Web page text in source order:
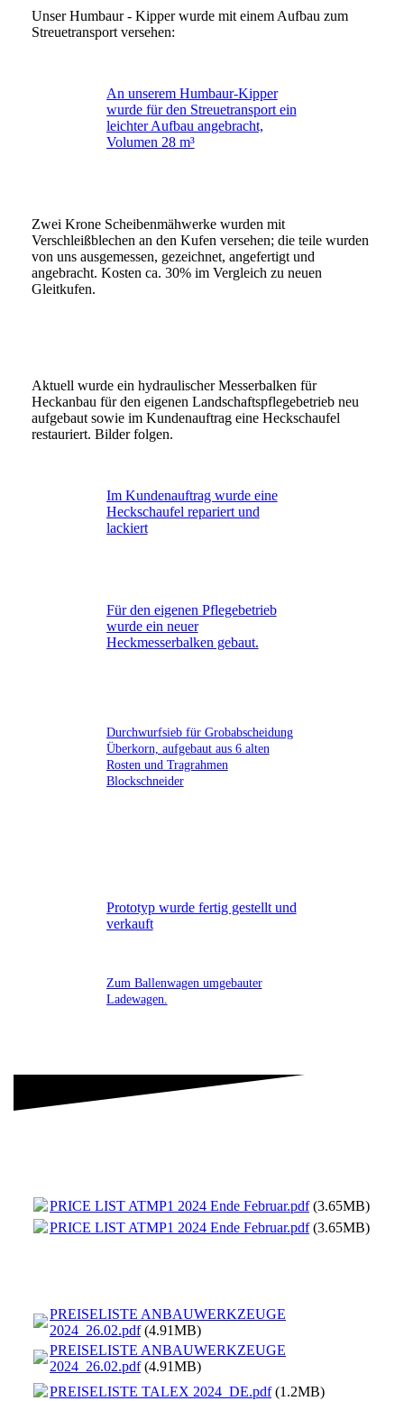
Unser Humbaur - Kipper wurde mit einem Aufbau zum
Streuetransport versehen:
An unserem Humbaur-Kipper
wurde für den Streuetransport ein
leichter Aufbau angebracht,
Volumen 28 m³
Zwei Krone Scheibenmähwerke wurden mit
Verschleißblechen an den Kufen versehen; die teile wurden
von uns ausgemessen, gezeichnet, angefertigt und
angebracht. Kosten ca. 30% im Vergleich zu neuen
Gleitkufen.
Aktuell wurde ein hydraulischer Messerbalken für
Heckanbau für den eigenen Landschaftspflegebetrieb neu
aufgebaut sowie im Kundenauftrag eine Heckschaufel
restauriert. Bilder folgen.
Im Kundenauftrag wurde eine
Heckschaufel repariert und
lackiert
Für den eigenen Pflegebetrieb
wurde ein neuer
Heckmesserbalken gebaut.
Durchwurfsieb für Grobabscheidung
Überkorn, aufgebaut aus 6 alten
Rosten und Tragrahmen
Blockschneider
Prototyp wurde fertig gestellt und
verkauft
Zum Ballenwagen umgebauter
Ladewagen.
PRICE LIST ATMP1 2024 Ende Februar.pdf(3.65MB)
PRICE LIST ATMP1 2024 Ende Februar.pdf(3.65MB)
PREISELISTE ANBAUWERKZEUGE
2024_26.02.pdf(4.91MB)
PREISELISTE ANBAUWERKZEUGE
2024_26.02.pdf(4.91MB)
PREISELISTE TALEX 2024_DE.pdf(1.2MB)